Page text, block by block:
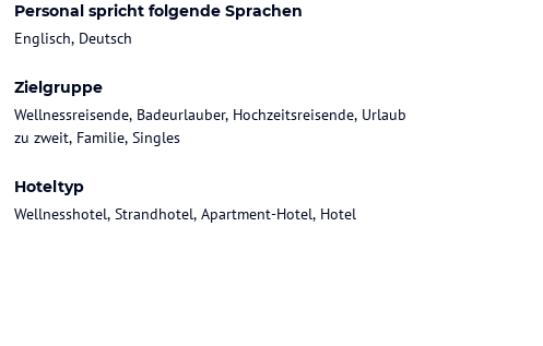
Personal spricht folgende Sprachen
Englisch, Deutsch
Zielgruppe
Wellnessreisende, Badeurlauber, Hochzeitsreisende, Urlaub
zu zweit, Familie, Singles
Hoteltyp
Wellnesshotel, Strandhotel, Apartment-Hotel, Hotel